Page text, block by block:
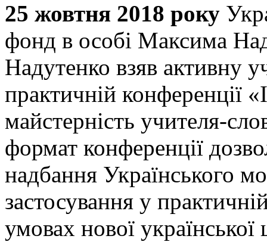
25 жовтня 2018 року
фонд в особі Максима
Надутенко взяв активну
практичній конференції
майстерність учителя-
формат конференції
надбання Українського
застосування у
умовах нової